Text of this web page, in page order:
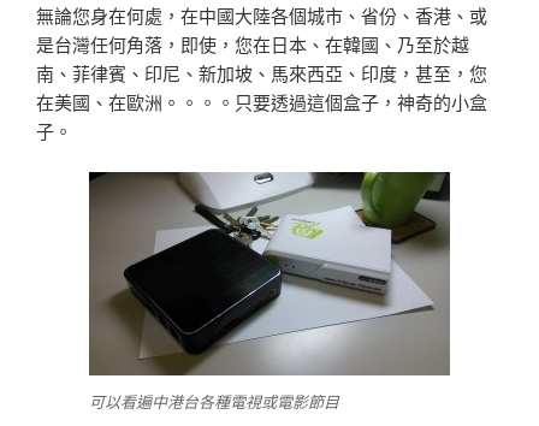
無論您身在何處，在中國大陸各個城市、省份、香港、或
是台灣任何角落，即使，您在日本、在韓國、乃至於越
南、菲律賓、印尼、新加坡、馬來西亞、印度，甚至，您
在美國、在歐洲。。。。只要透過這個盒子，神奇的小盒
子。
可以看遍中港台各種電視或電影節目